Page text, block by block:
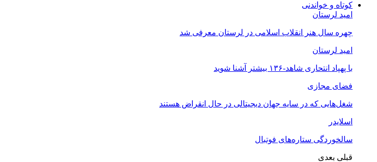
کوتاه و خواندنی
امید لرستان
چهره سال هنر انقلاب اسلامی در لرستان معرفی شد
امید لرستان
با پهپاد انتحاری شاهد-۱۳۶ بیشتر آشنا شوید
فضای مجازی
شغل‌‌هایی که در سایه جهان دیجیتالی در حال انقراض هستند
اسلایدر
سالخوردگی ستاره‌های فوتبال
قبلی بعدی